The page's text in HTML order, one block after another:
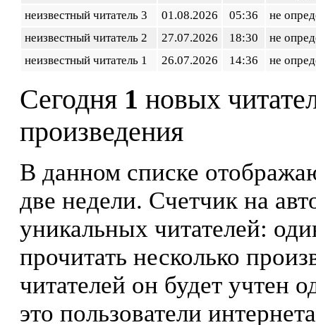
неизвестный читатель 3
01.08.2026 05:36
не
неизвестный читатель 2
27.07.2026 18:30
не
неизвестный читатель 1
26.07.2026 14:36 не
Сегодня 1 новых
произведения
В данном списке
две недели. Счетчик на
уникальных читателей:
прочитать несколько
читателей он будет учтен
это пользователи